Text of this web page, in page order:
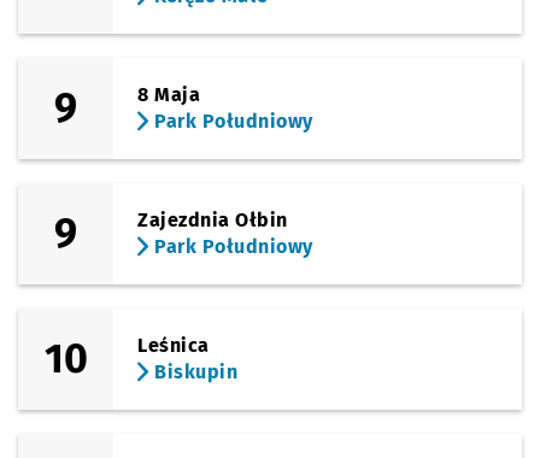
9
8 Maja
Park Południowy
9
Zajezdnia Ołbin
Park Południowy
10
Leśnica
Biskupin